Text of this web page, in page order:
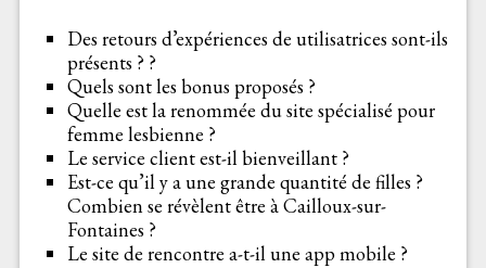
Des retours d’expériences de utilisatrices sont-ils
présents ? ?
Quels sont les bonus proposés ?
Quelle est la renommée du site spécialisé pour
femme lesbienne ?
Le service client est-il bienveillant ?
Est-ce qu’il y a une grande quantité de filles ?
Combien se révèlent être à Cailloux-sur-
Fontaines ?
Le site de rencontre a-t-il une app mobile ?